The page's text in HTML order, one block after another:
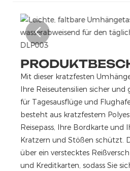
Mit dieser kratzfesten
Ihre Reiseutensilien sicher und
für Tagesausflüge und
besteht aus kratzfestem
Reisepass, Ihre Bordkarte und
Kratzern und Stößen schützt.
über ein verstecktes
und Kreditkarten, sodass Sie